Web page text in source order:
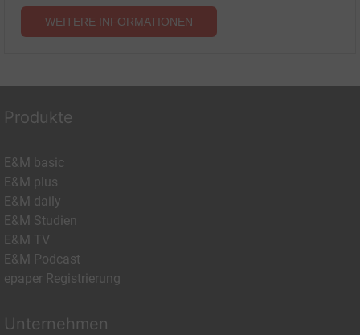
WEITERE INFORMATIONEN
Produkte
E&M basic
E&M plus
E&M daily
E&M Studien
E&M TV
E&M Podcast
epaper Registrierung
Unternehmen